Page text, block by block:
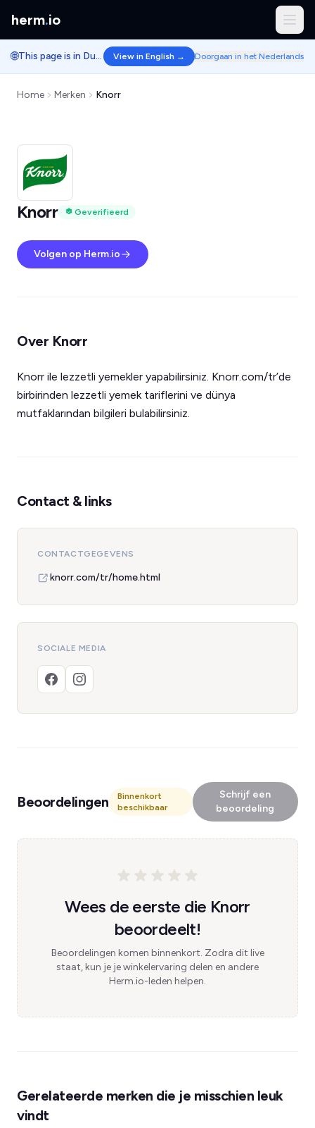
herm.io
🌐 This page is in Dutch. View in English → Doorgaan in het Nederlands
Home Merken Knorr
Knorr Geverifieerd
Volgen op Herm.io
Over Knorr
Knorr ile lezzetli yemekler yapabilirsiniz. Knorr.com/tr’de
birbirinden lezzetli yemek tariflerini ve dünya
mutfaklarından bilgileri bulabilirsiniz.
Contact & links
CONTACTGEGEVENS
knorr.com/tr/home.html
SOCIALE MEDIA
Beoordelingen
Binnenkort
beschikbaar
Schrijf een
beoordeling
Wees de eerste die Knorr
beoordeelt!
Beoordelingen komen binnenkort. Zodra dit live
staat, kun je je winkelervaring delen en andere
Herm.io-leden helpen.
Gerelateerde merken die je misschien leuk
vindt